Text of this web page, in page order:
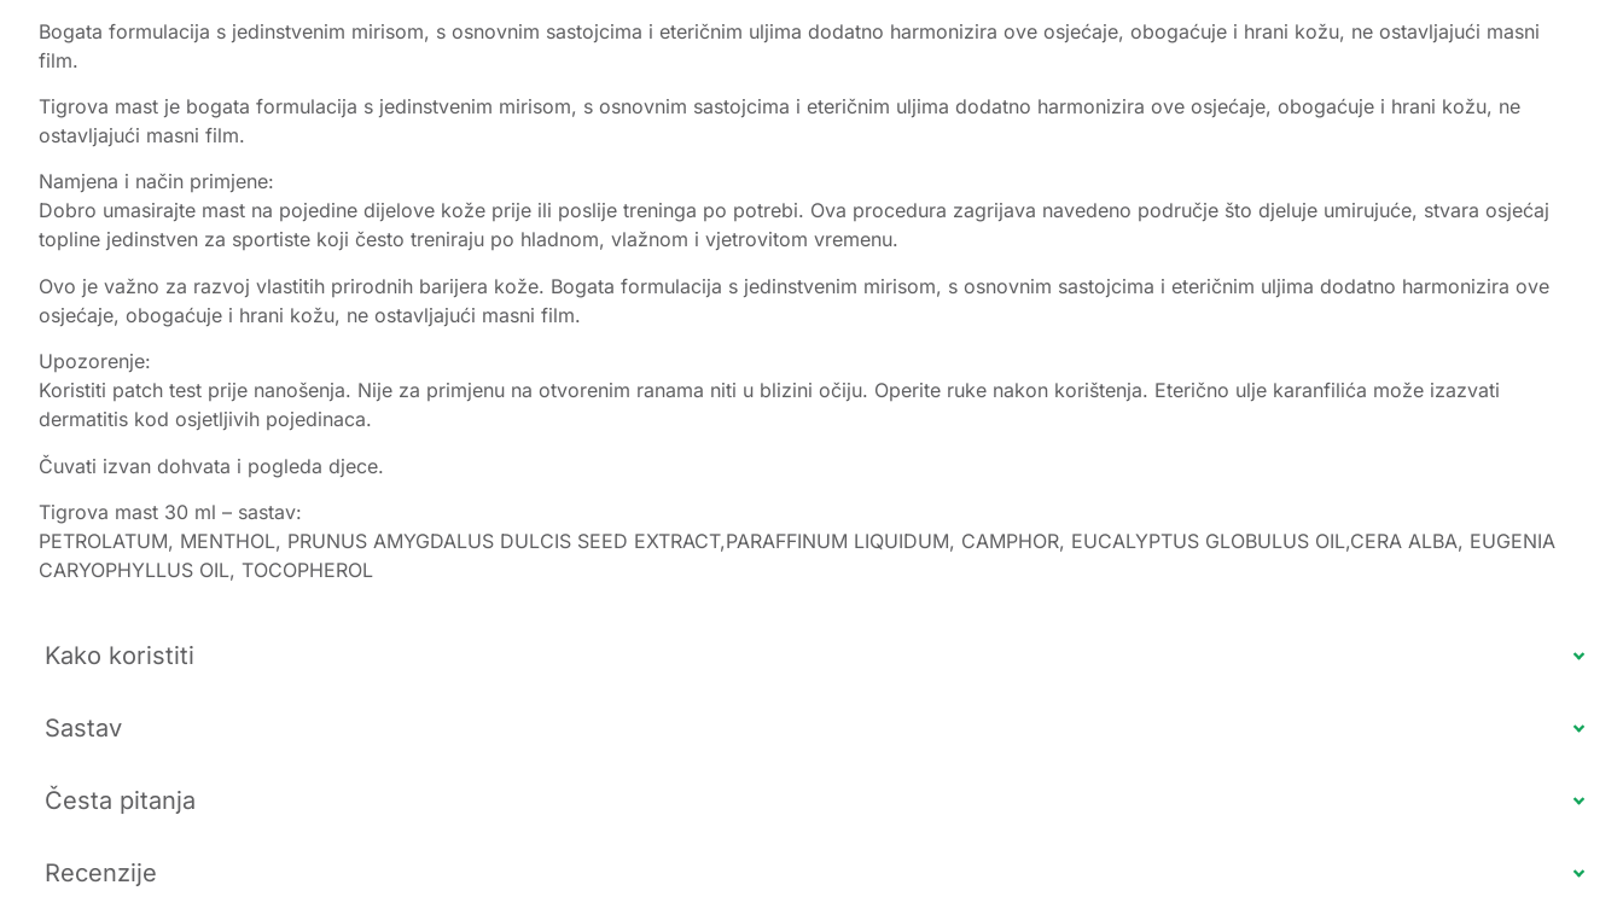
Bogata formulacija s jedinstvenim mirisom, s osnovnim sastojcima i eteričnim uljima dodatno harmonizira ove osjećaje, obogaćuje i hrani kožu, ne ostavljajući masni
film.
Tigrova mast je bogata formulacija s jedinstvenim mirisom, s osnovnim sastojcima i eteričnim uljima dodatno harmonizira ove osjećaje, obogaćuje i hrani kožu, ne
ostavljajući masni film.
Namjena i način primjene:
Dobro umasirajte mast na pojedine dijelove kože prije ili poslije treninga po potrebi. Ova procedura zagrijava navedeno područje što djeluje umirujuće, stvara osjećaj
topline jedinstven za sportiste koji često treniraju po hladnom, vlažnom i vjetrovitom vremenu.
Ovo je važno za razvoj vlastitih prirodnih barijera kože. Bogata formulacija s jedinstvenim mirisom, s osnovnim sastojcima i eteričnim uljima dodatno harmonizira ove
osjećaje, obogaćuje i hrani kožu, ne ostavljajući masni film.
Upozorenje:
Koristiti patch test prije nanošenja. Nije za primjenu na otvorenim ranama niti u blizini očiju. Operite ruke nakon korištenja. Eterično ulje karanfilića može izazvati
dermatitis kod osjetljivih pojedinaca.
Čuvati izvan dohvata i pogleda djece.
Tigrova mast 30 ml – sastav:
PETROLATUM, MENTHOL, PRUNUS AMYGDALUS DULCIS SEED EXTRACT,PARAFFINUM LIQUIDUM, CAMPHOR, EUCALYPTUS GLOBULUS OIL,CERA ALBA, EUGENIA
CARYOPHYLLUS OIL, TOCOPHEROL
Kako koristiti
Sastav
Česta pitanja
Recenzije